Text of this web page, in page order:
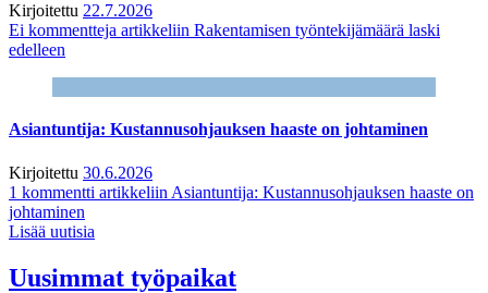
Kirjoitettu 22.7.2026
Ei kommentteja artikkeliin Rakentamisen työntekijämäärä laski
edelleen
Asiantuntija: Kustannusohjauksen haaste on johtaminen
Kirjoitettu 30.6.2026
1 kommentti artikkeliin Asiantuntija: Kustannusohjauksen haaste on
johtaminen
Lisää uutisia
Uusimmat työpaikat